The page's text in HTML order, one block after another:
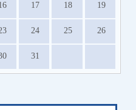
17 18 19
24 25 26
31